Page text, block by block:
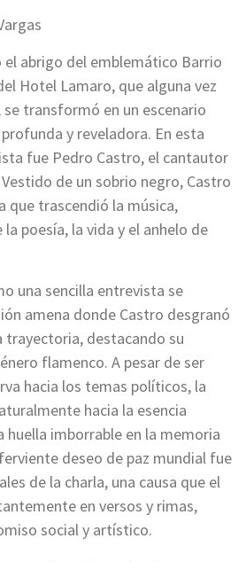
abrigo del emblemático Barrio
Hotel Lamaro, que alguna vez
transformó en un escenario
y reveladora. En esta
fue Pedro Castro, el cantautor
de un sobrio negro, Castro
que trascendió la música,
poesía, la vida y el anhelo de
una sencilla entrevista se
amena donde Castro desgranó
trayectoria, destacando su
flamenco. A pesar de ser
hacia los temas políticos, la
hacia la esencia
huella imborrable en la memoria
deseo de paz mundial fue
de la charla, una causa que el
en versos y rimas,
social y artístico.